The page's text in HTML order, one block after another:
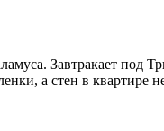
Завтракает
а стен в квартире